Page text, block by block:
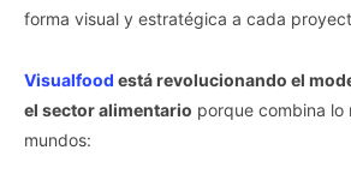
forma visual y estratégica a cada
Visualfood está revolucionando el
el sector alimentario porque combina lo
mundos: